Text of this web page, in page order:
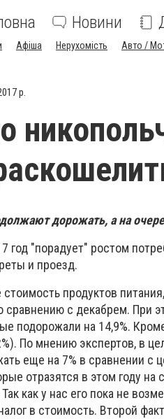
Новини
Афіша Нерухомість Авто /
р.
дорожать, а на
год "порадует" ростом
и проезд.
стоимость продуктов
сравнению с декабрем. При
подорожали на 14,9%.
По мнению экспертов, в
еще на 7% в сравнении с
отразятся в этом году
как у нас его пока не
в стоимость. Второй